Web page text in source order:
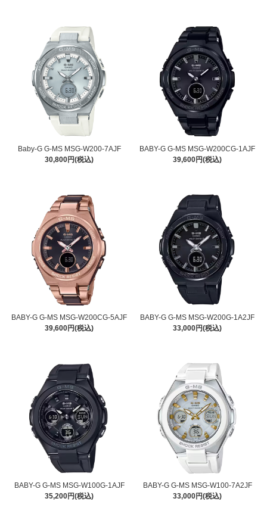
Baby-G G-MS MSG-W200-7AJF
30,800円(税込)
BABY-G G-MS MSG-W200CG-1AJF
39,600円(税込)
BABY-G G-MS MSG-W200CG-5AJF
39,600円(税込)
BABY-G G-MS MSG-W200G-1A2JF
33,000円(税込)
BABY-G G-MS MSG-W100G-1AJF
35,200円(税込)
BABY-G G-MS MSG-W100-7A2JF
33,000円(税込)